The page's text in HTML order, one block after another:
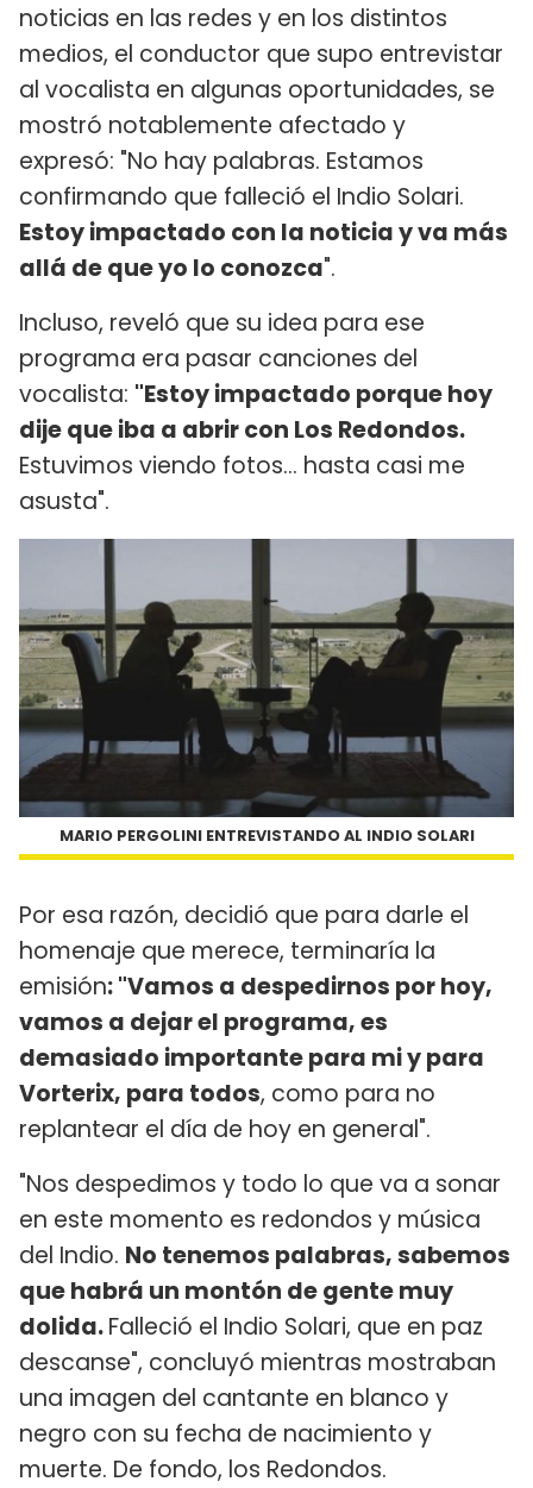
noticias en las redes y en los distintos
medios, el conductor que supo entrevistar
al vocalista en algunas oportunidades, se
mostró notablemente afectado y
expresó: "No hay palabras. Estamos
confirmando que falleció el Indio Solari.
Estoy impactado con la noticia y va más
allá de que yo lo conozca".
Incluso, reveló que su idea para ese
programa era pasar canciones del
vocalista: "Estoy impactado porque hoy
dije que iba a abrir con Los Redondos.
Estuvimos viendo fotos... hasta casi me
asusta".
MARIO PERGOLINI ENTREVISTANDO AL INDIO SOLARI
Por esa razón, decidió que para darle el
homenaje que merece, terminaría la
emisión: "Vamos a despedirnos por hoy,
vamos a dejar el programa, es
demasiado importante para mi y para
Vorterix, para todos, como para no
replantear el día de hoy en general".
"Nos despedimos y todo lo que va a sonar
en este momento es redondos y música
del Indio. No tenemos palabras, sabemos
que habrá un montón de gente muy
dolida.Falleció el Indio Solari, que en paz
descanse", concluyó mientras mostraban
una imagen del cantante en blanco y
negro con su fecha de nacimiento y
muerte. De fondo, los Redondos.